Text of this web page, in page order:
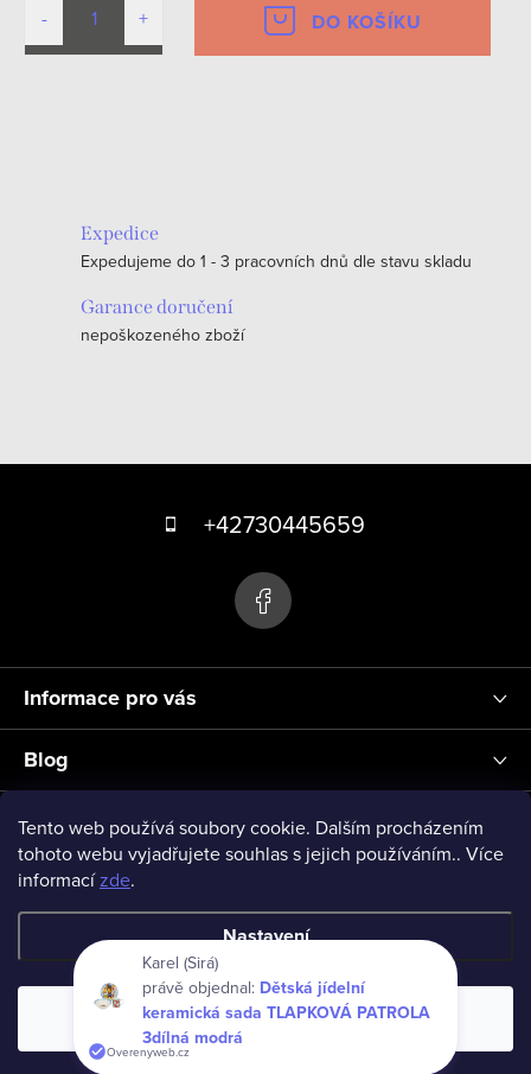
Tento web používá soubory cookie. Dalším procházením
tohoto webu vyjadřujete souhlas s jejich používáním.. Více
informacízde.
Nastavení
Souhlasím
DO KOŠÍKU
k
Expedice
Expedujeme do 1 - 3 pracovních dnů dle stavu skladu
Garance doručení
nepoškozeného zboží
í
+42730445659
Informace pro vás
Blog
Přihlášení
Vytvořil Shoptet
Copyright 2026 www.vseprodeti.eu. Všechna práva vyhrazena.
Karel (Sirá)
právě objednal: Dětská jídelní
keramická sada TLAPKOVÁ PATROLA
3dílná modrá
Overenyweb.cz